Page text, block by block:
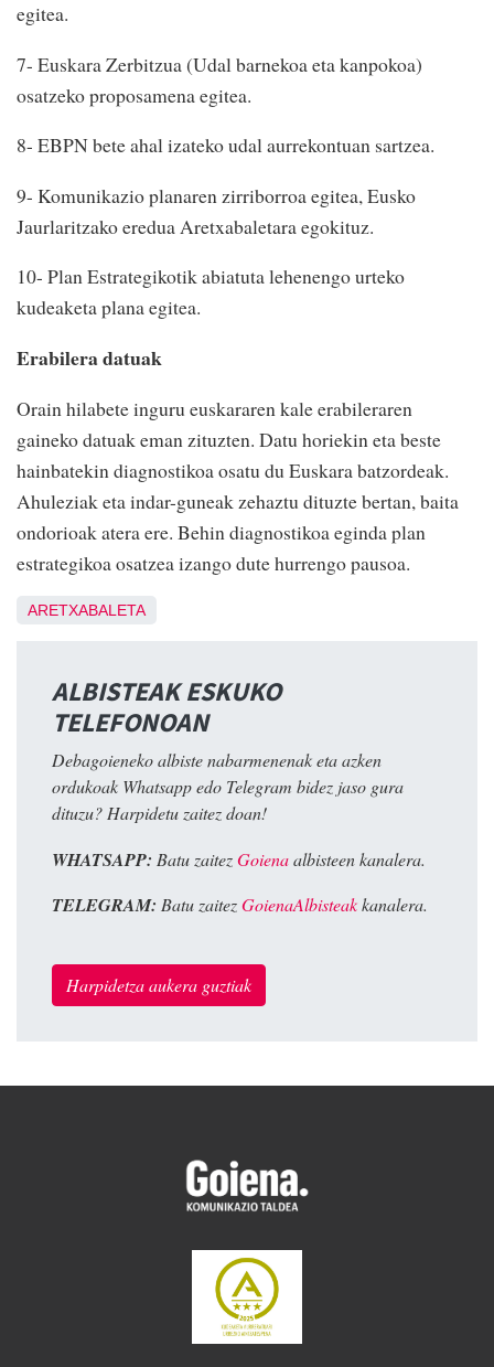
egitea.
7- Euskara Zerbitzua (Udal barnekoa eta kanpokoa)
osatzeko proposamena egitea.
8- EBPN bete ahal izateko udal aurrekontuan sartzea.
9- Komunikazio planaren zirriborroa egitea, Eusko
Jaurlaritzako eredua Aretxabaletara egokituz.
10- Plan Estrategikotik abiatuta lehenengo urteko
kudeaketa plana egitea.
Erabilera datuak
Orain hilabete inguru euskararen kale erabileraren
gaineko datuak eman zituzten. Datu horiekin eta beste
hainbatekin diagnostikoa osatu du Euskara batzordeak.
Ahuleziak eta indar-guneak zehaztu dituzte bertan, baita
ondorioak atera ere. Behin diagnostikoa eginda plan
estrategikoa osatzea izango dute hurrengo pausoa.
ARETXABALETA
ALBISTEAK ESKUKO
TELEFONOAN
Debagoieneko albiste nabarmenenak eta azken
ordukoak Whatsapp edo Telegram bidez jaso gura
dituzu? Harpidetu zaitez doan!
WHATSAPP: Batu zaitezGoienaalbisteen kanalera.
TELEGRAM: Batu zaitezGoienaAlbisteakkanalera.
Harpidetza aukera guztiak